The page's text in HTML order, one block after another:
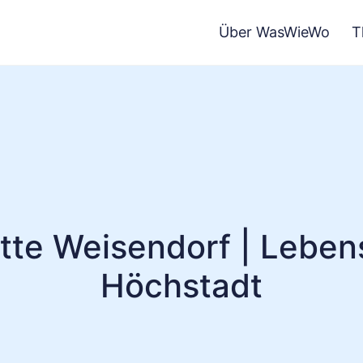
Über WasWieWo
Weisendorf |
Höchstadt